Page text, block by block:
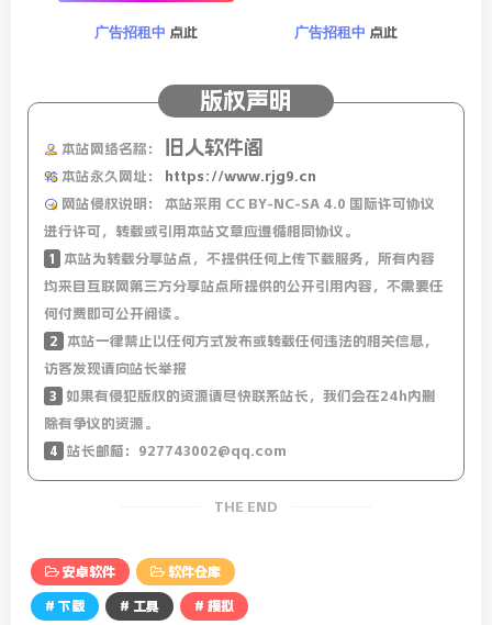
广告招租中 点此 广告招租中 点此
版权声明
本站网络名称： 旧人软件阁
本站永久网址：
https://www.rjg9.cn
网站侵权说明：
本站采用 CC BY-NC-SA 4.0 国际许可协议
进行许可，转载或引用本站文章应遵循相同协议。
1
本站为转载分享站点，不提供任何上传下载服务，所有内容
均来自互联网第三方分享站点所提供的公开引用内容，不需要任
何付费即可公开阅读。
2
本站一律禁止以任何方式发布或转载任何违法的相关信息，
访客发现请向站长举报
3
如果有侵犯版权的资源请尽快联系站长，我们会在24h内删
除有争议的资源。
4 站长邮箱：927743002@qq.com
THE END
安卓软件 软件仓库
# 下载 # 工具 # 模拟